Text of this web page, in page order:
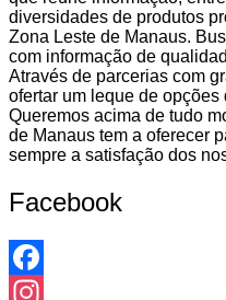
diversidades de produtos
Zona Leste de Manaus.
com informação de
Através de parcerias com
ofertar um leque de
Queremos acima de tudo
de Manaus tem a oferecer
sempre a satisfação dos
Facebook
Facebook